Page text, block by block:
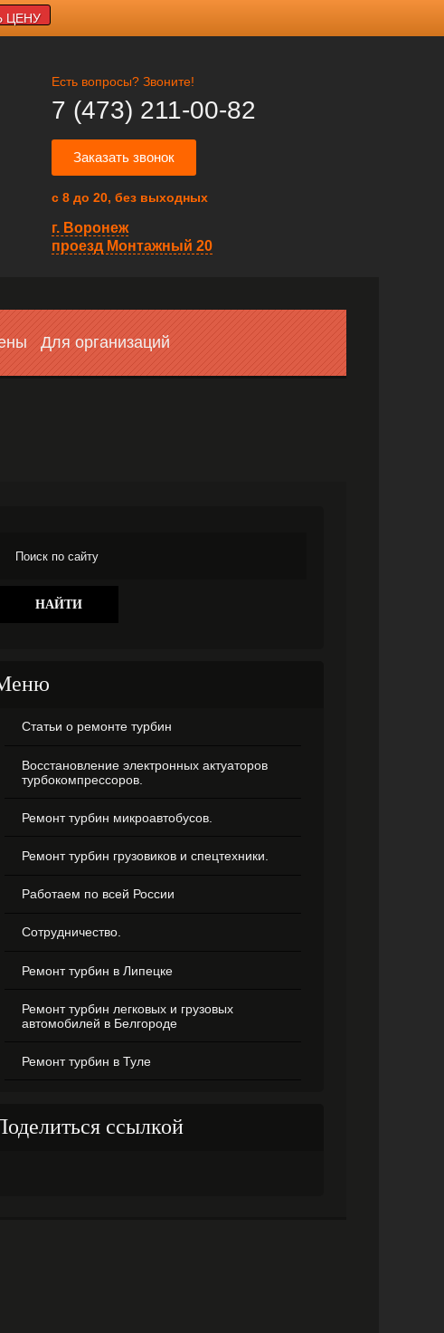
ЦЕНУ
Есть вопросы? Звоните!
7 (473) 211-00-82
Заказать звонок
с 8 до 20, без выходных
г. Воронеж
проезд Монтажный 20
Для организаций
Статьи о ремонте турбин
Восстановление электронных актуаторов
турбокомпрессоров.
Ремонт турбин микроавтобусов.
Ремонт турбин грузовиков и спецтехники.
Работаем по всей России
Сотрудничество.
Ремонт турбин в Липецке
Ремонт турбин легковых и грузовых
автомобилей в Белгороде
Ремонт турбин в Туле
ссылкой